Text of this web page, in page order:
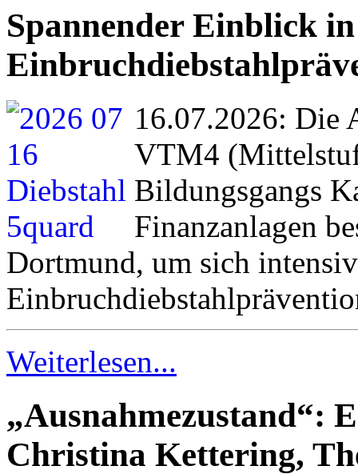
Spannender Einblick
16.07.2026: Die
VTM4
Bildungsgangs
Finanzanlagen
Dortmund, um sich
Weiterlesen...
„Ausnahmezustand“:
Christina Kettering,